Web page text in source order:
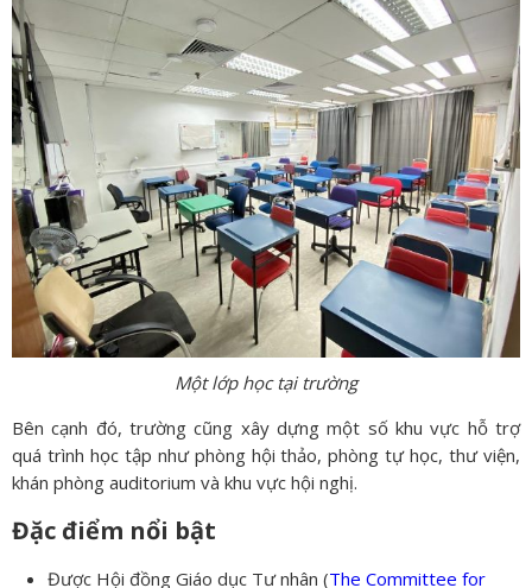
Một lớp học tại trường
Bên cạnh đó, trường cũng xây dựng một số khu vực hỗ trợ
quá trình học tập như phòng hội thảo, phòng tự học, thư viện,
khán phòng auditorium và khu vực hội nghị.
Đặc điểm nổi bật
Được Hội đồng Giáo dục Tư nhân (The Committee for